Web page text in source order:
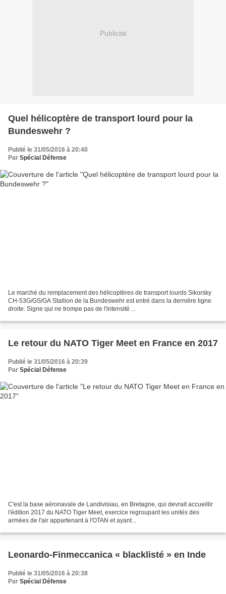
Publicité
Quel hélicoptère de transport lourd pour la
Bundeswehr ?
Publié le 31/05/2016 à 20:40
Par Spécial Défense
Le marché du remplacement des hélicoptères de transport lourds Sikorsky
CH-53G/GS/GA Stallion de la Bundeswehr est entré dans la dernière ligne
droite. Signe qui ne trompe pas de l'intensité ...
Le retour du NATO Tiger Meet en France en 2017
Publié le 31/05/2016 à 20:39
Par Spécial Défense
C'est la base aéronavale de Landivisiau, en Bretagne, qui devrait accueillir
l'édition 2017 du NATO Tiger Meet, exercice regroupant les unités des
armées de l'air appartenant à l'OTAN et ayant...
Leonardo-Finmeccanica « blacklisté » en Inde
Publié le 31/05/2016 à 20:38
Par Spécial Défense